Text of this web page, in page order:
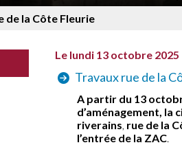
de la Côte Fleurie
Le lundi 13 octobre 2025
Travaux rue de la
A partir du 13
d’aménagement,
riverains, rue de la
l’entrée de la ZAC.